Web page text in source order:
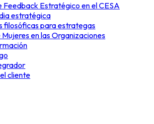
Feedback Estratégico en el CESA
estratégica
filosóficas para estrategas
en las Organizaciones
cliente